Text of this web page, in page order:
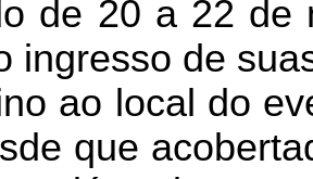
de 20 a 22 de
ingresso de
ao local do
que